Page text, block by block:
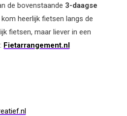
de bovenstaande 3-daagse
kom heerlijk fietsen langs de
fietsen, maar liever in een
Fietarrangement.nl